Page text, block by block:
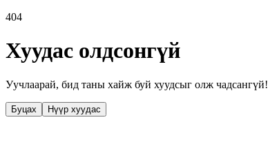
404
Хуудас олдсонгүй
Уучлаарай, бид таны хайж буй хуудсыг олж чадсангүй!
Буцах Нүүр хуудас